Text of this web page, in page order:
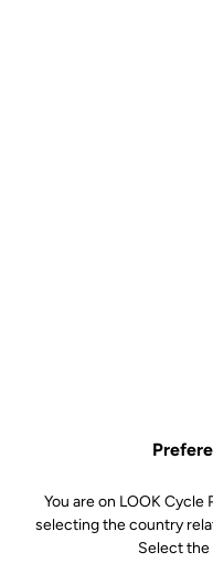
You are on LOOK Cycle
selecting the country
Select the